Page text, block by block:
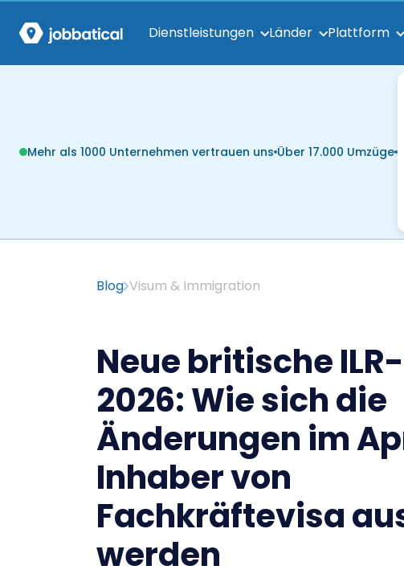
Dienstleistungen Länder Plattform
Mehr als 1000 Unternehmen vertrauen uns Über 17.000 Umzüge
Blog Visum & Immigration
Neue britische
2026: Wie sich die
Änderungen im
Inhaber von
Fachkräftevisa
werden